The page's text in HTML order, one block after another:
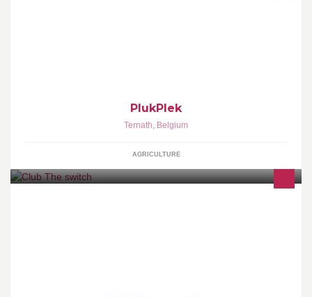
PlukPlek
Ternath, Belgium
AGRICULTURE